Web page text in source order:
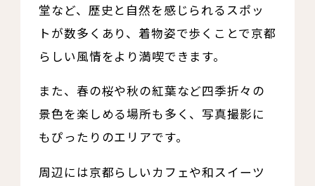
堂など、歴史と自然を感じられるスポッ
トが数多くあり、着物姿で歩くことで京都
らしい風情をより満喫できます。
また、春の桜や秋の紅葉など四季折々の
景色を楽しめる場所も多く、写真撮影に
もぴったりのエリアです。
周辺には京都らしいカフェや和スイーツ